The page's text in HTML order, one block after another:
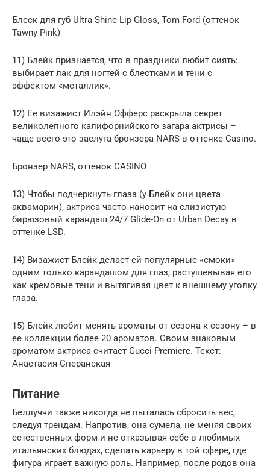
Блеск для губ Ultra Shine Lip Gloss, Tom Ford (оттенок
Tawny Pink)
11) Блейк признается, что в праздники любит сиять:
выбирает лак для ногтей с блестками и тени с
эффектом «металлик».
12) Ее визажист Илэйн Офферс раскрыла секрет
великолепного калифорнийского загара актрисы –
чаще всего это заслуга бронзера NARS в оттенке Casino.
Бронзер NARS, оттенок CASINO
13) Чтобы подчеркнуть глаза (у Блейк они цвета
аквамарин), актриса часто наносит на слизистую
бирюзовый карандаш 24/7 Glide-On от Urban Decay в
оттенке LSD.
14) Визажист Блейк делает ей популярные «смоки»
одним только карандашом для глаз, растушевывая его
как кремовые тени и вытягивая цвет к внешнему уголку
глаза.
15) Блейк любит менять ароматы от сезона к сезону – в
ее коллекции более 20 ароматов. Своим знаковым
ароматом актриса считает Gucci Premiere. Текст:
Анастасия Сперанская
Питание
Беллуччи также никогда не пыталась сбросить вес,
следуя трендам. Напротив, она сумела, не меняя своих
естественных форм и не отказывая себе в любимых
итальянских блюдах, сделать карьеру в той сфере, где
фигура играет важную роль. Например, после родов она